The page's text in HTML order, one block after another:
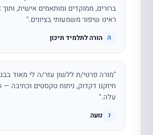
ברורים, ממוקדים ומותאמים אישית, ותוך
ראינו שיפור משמעותי בציונים."
ה הורה לתלמיד תיכון
"מורה פרטי/ת ללשון עזר/ה לי מאוד
חיזקנו דקדוק, ניתוח טקסטים וכתיבה —
עלה."
נ נועה